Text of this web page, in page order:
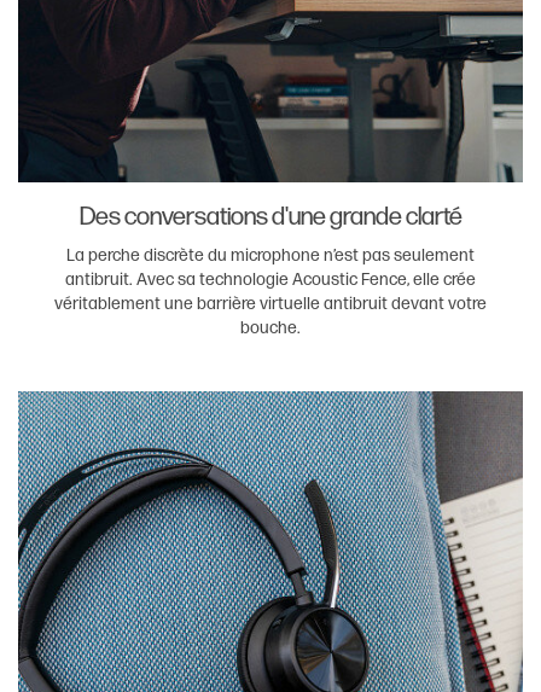
Des conversations d'une grande clarté
La perche discrète du microphone n’est pas seulement
antibruit. Avec sa technologie Acoustic Fence, elle crée
véritablement une barrière virtuelle antibruit devant votre
bouche.